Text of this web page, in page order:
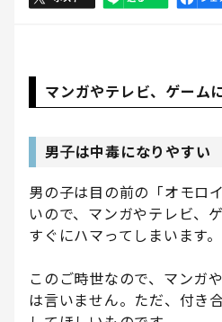
マンガやテレビ、ゲーム
男子は中毒になりやすい
男の子は目の前の「オモロ
いので、マンガやテレビ、
すぐにハマってしまいます。
このご時世なので、マンガ
は言いません。ただ、付き